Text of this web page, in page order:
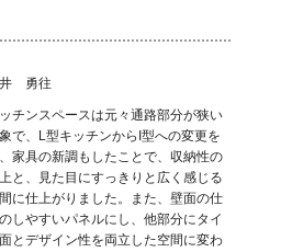
勇往
チンスペースは元々通路部分が狭い
で、L型キッチンからI型への変更を
家具の新調もしたことで、収納性の
と、見た目にすっきりと広く感じる
に仕上がりました。また、壁面の仕
しやすいパネルにし、他部分にタイ
とデザイン性を両立した空間に変わ